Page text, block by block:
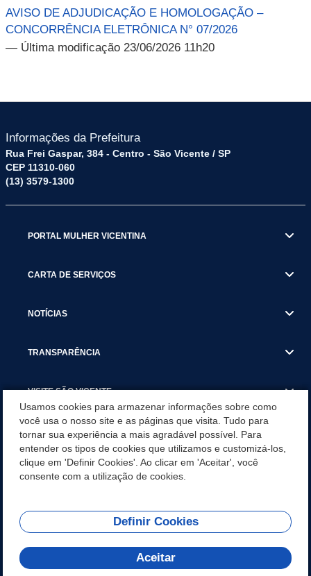
AVISO DE ADJUDICAÇÃO E HOMOLOGAÇÃO –
CONCORRÊNCIA ELETRÔNICA N° 07/2026
— Última modificação 23/06/2026 11h20
Informações da Prefeitura
Rua Frei Gaspar, 384 - Centro - São Vicente / SP
CEP 11310-060
(13) 3579-1300
PORTAL MULHER VICENTINA
CARTA DE SERVIÇOS
NOTÍCIAS
TRANSPARÊNCIA
VISITE SÃO VICENTE
SÃO VICENTE REFORÇA REDE DE PROTEÇÃO ÀS MULHERES
DURANTE O AGOSTO LILÁS COM AÇÕES DE
CONSCIENTIZAÇÃO E ACOLHIMENTO
REDES SOCIAIS
Usamos cookies para armazenar informações sobre como
você usa o nosso site e as páginas que visita. Tudo para
tornar sua experiência a mais agradável possível. Para
entender os tipos de cookies que utilizamos e customizá-los,
clique em 'Definir Cookies'. Ao clicar em 'Aceitar', você
consente com a utilização de cookies.
Definir Cookies
Aceitar
Olá! Como
posso te ajudar?